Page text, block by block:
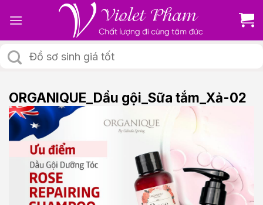
Tìm
kiếm:
ORGANIQUE_Dầu gội_Sữa tắm_Xả-02